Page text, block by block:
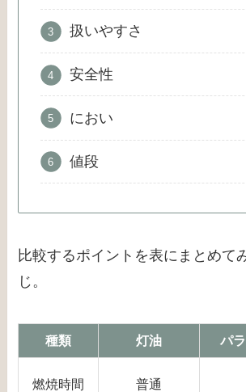
扱いやすさ
安全性
におい
値段
比較するポイントを表にまとめて
じ。
種類 灯油 パ
燃焼時間 普通